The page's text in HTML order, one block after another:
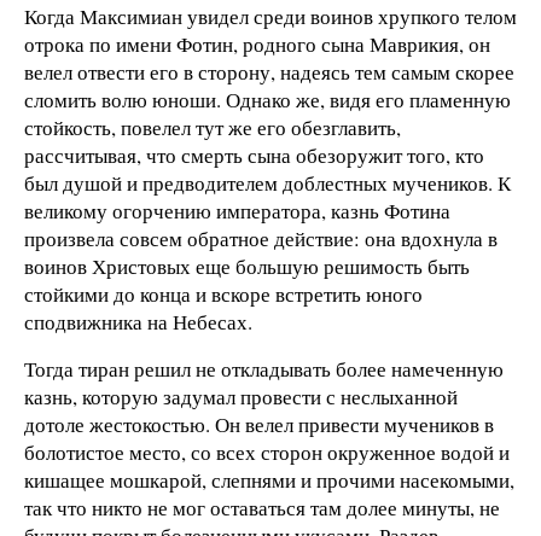
Когда Максимиан увидел среди воинов хрупкого телом
отрока по имени Фотин, родного сына Маврикия, он
ве­лел отвести его в сторону, надеясь тем самым скорее
сломить волю юноши. Однако же, видя его пламенную
стойкость, по­велел тут же его обезглавить,
рассчитывая, что смерть сына обезоружит того, кто
был душой и предводителем доблестных мучеников. К
великому огорчению императора, казнь Фотина
произвела совсем обратное действие: она вдохнула в
вои­нов Христовых еще большую решимость быть
стойкими до конца и вскоре встретить юного
сподвижника на Небесах.
Тогда тиран решил не откладывать более намеченную
казнь, которую задумал провести с неслыханной
дотоле жестоко­стью. Он велел привести мучеников в
болотистое место, со всех сторон окруженное водой и
кишащее мошкарой, слеп­нями и прочими насекомыми,
так что никто не мог оставать­ся там долее минуты, не